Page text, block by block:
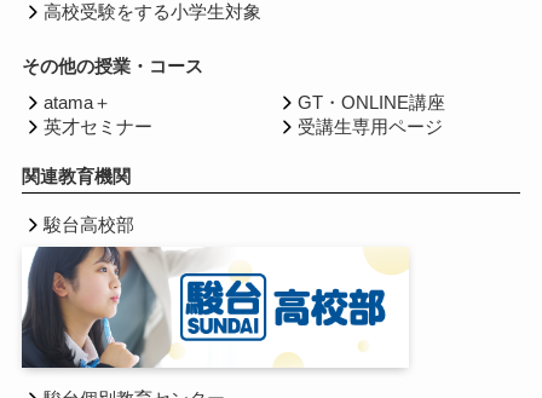
高校受験をする小学生対象
その他の授業・コース
atama＋
英才セミナー
GT・ONLINE講座
受講生専用ページ
関連教育機関
駿台高校部